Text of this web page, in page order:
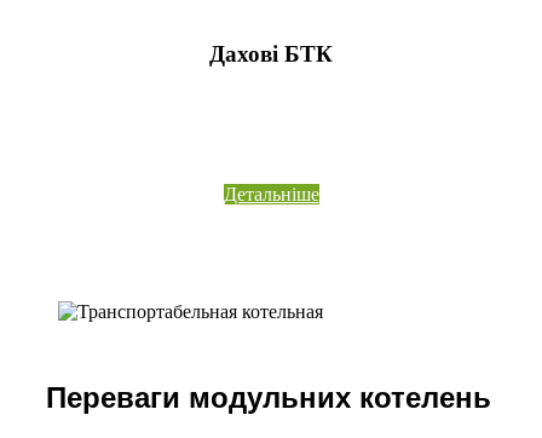
Дахові БТК
Детальніше
Переваги модульних котелень